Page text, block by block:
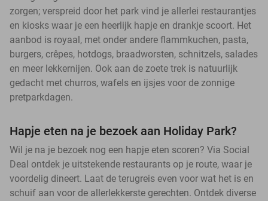
zorgen; verspreid door het park vind je allerlei restaurantjes
en kiosks waar je een heerlijk hapje en drankje scoort. Het
aanbod is royaal, met onder andere flammkuchen, pasta,
burgers, crêpes, hotdogs, braadworsten, schnitzels, salades
en meer lekkernijen. Ook aan de zoete trek is natuurlijk
gedacht met churros, wafels en ijsjes voor de zonnige
pretparkdagen.
Hapje eten na je bezoek aan Holiday Park?
Wil je na je bezoek nog een hapje eten scoren? Via Social
Deal ontdek je uitstekende restaurants op je route, waar je
voordelig dineert. Laat de terugreis even voor wat het is en
schuif aan voor de allerlekkerste gerechten. Ontdek diverse